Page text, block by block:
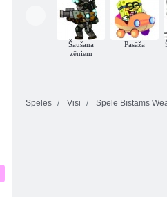
Šaušana
zēniem
Pasāža
Spēles Visi Spēle Bīstams